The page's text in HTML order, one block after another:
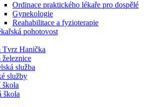
Ordinace praktického lékaře pro dospělé
Gynekologie
Reahabilitace a fyzioterapie
pohotovost
Tvrz Hanička
služba
služby
škola
škola